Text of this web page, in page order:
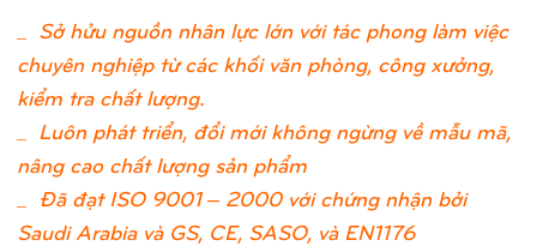
Sở hửu nguồn nhân lực lớn với tác phong làm việc
chuyên nghiệp từ các khối văn phòng, công xưởng,
kiểm tra chất lượng.
_ Luôn phát triển, đổi mới không ngừng về mẫu mã,
nâng cao chất lượng sản phẩm
_ Đã đạt ISO 9001 – 2000 với chứng nhận bởi
Saudi Arabia và GS, CE, SASO, và EN1176